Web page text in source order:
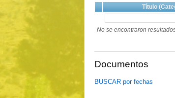
Título
No se encontraron
Documentos
BUSCAR por fechas